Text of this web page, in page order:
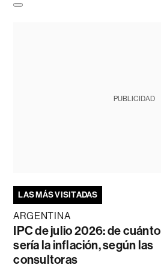
PUBLICIDAD
LAS MÁS VISITADAS
ARGENTINA
IPC de julio 2026: de cuánto
sería la inflación, según las
consultoras